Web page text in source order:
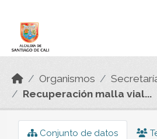
Organismos
Recuperación malla vial...
Conjunto de datos